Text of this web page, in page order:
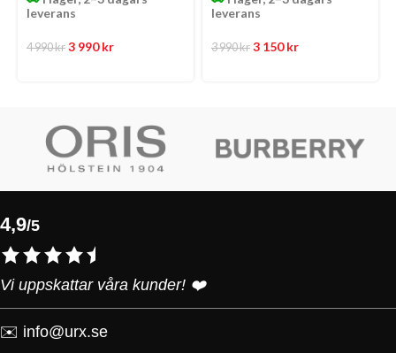
leverans
4 990kr 3 990kr
leverans
3 990kr 3 150kr
4,9/5
Vi uppskattar våra kunder! ❤️
✉️ info@urx.se